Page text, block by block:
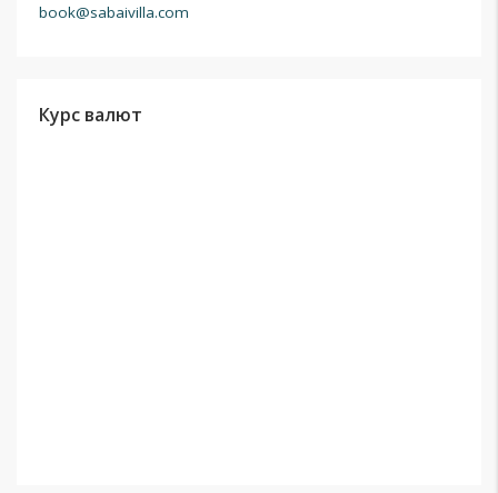
book@sabaivilla.com
Курс валют